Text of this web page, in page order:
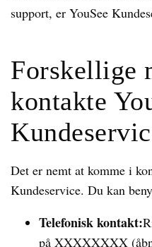
support, er YouSee
Forskellige
kontakte
Det er nemt at komme i
Kundeservice. Du kan
Telefonisk kontakt:
på XXXXXXXX